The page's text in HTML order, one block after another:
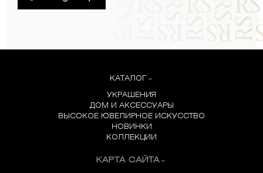
КАТАЛОГ
УКРАШЕНИЯ
ДОМ И АКСЕССУАРЫ
ВЫСОКОЕ ЮВЕЛИРНОЕ ИСКУССТВО
НОВИНКИ
КОЛЛЕКЦИИ
КАРТА САЙТА